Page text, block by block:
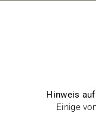
Hinweis
Einige